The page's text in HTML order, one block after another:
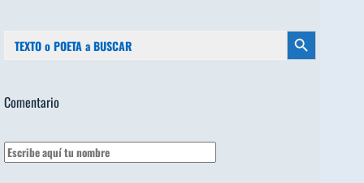
Botón de búsqueda
Comentario